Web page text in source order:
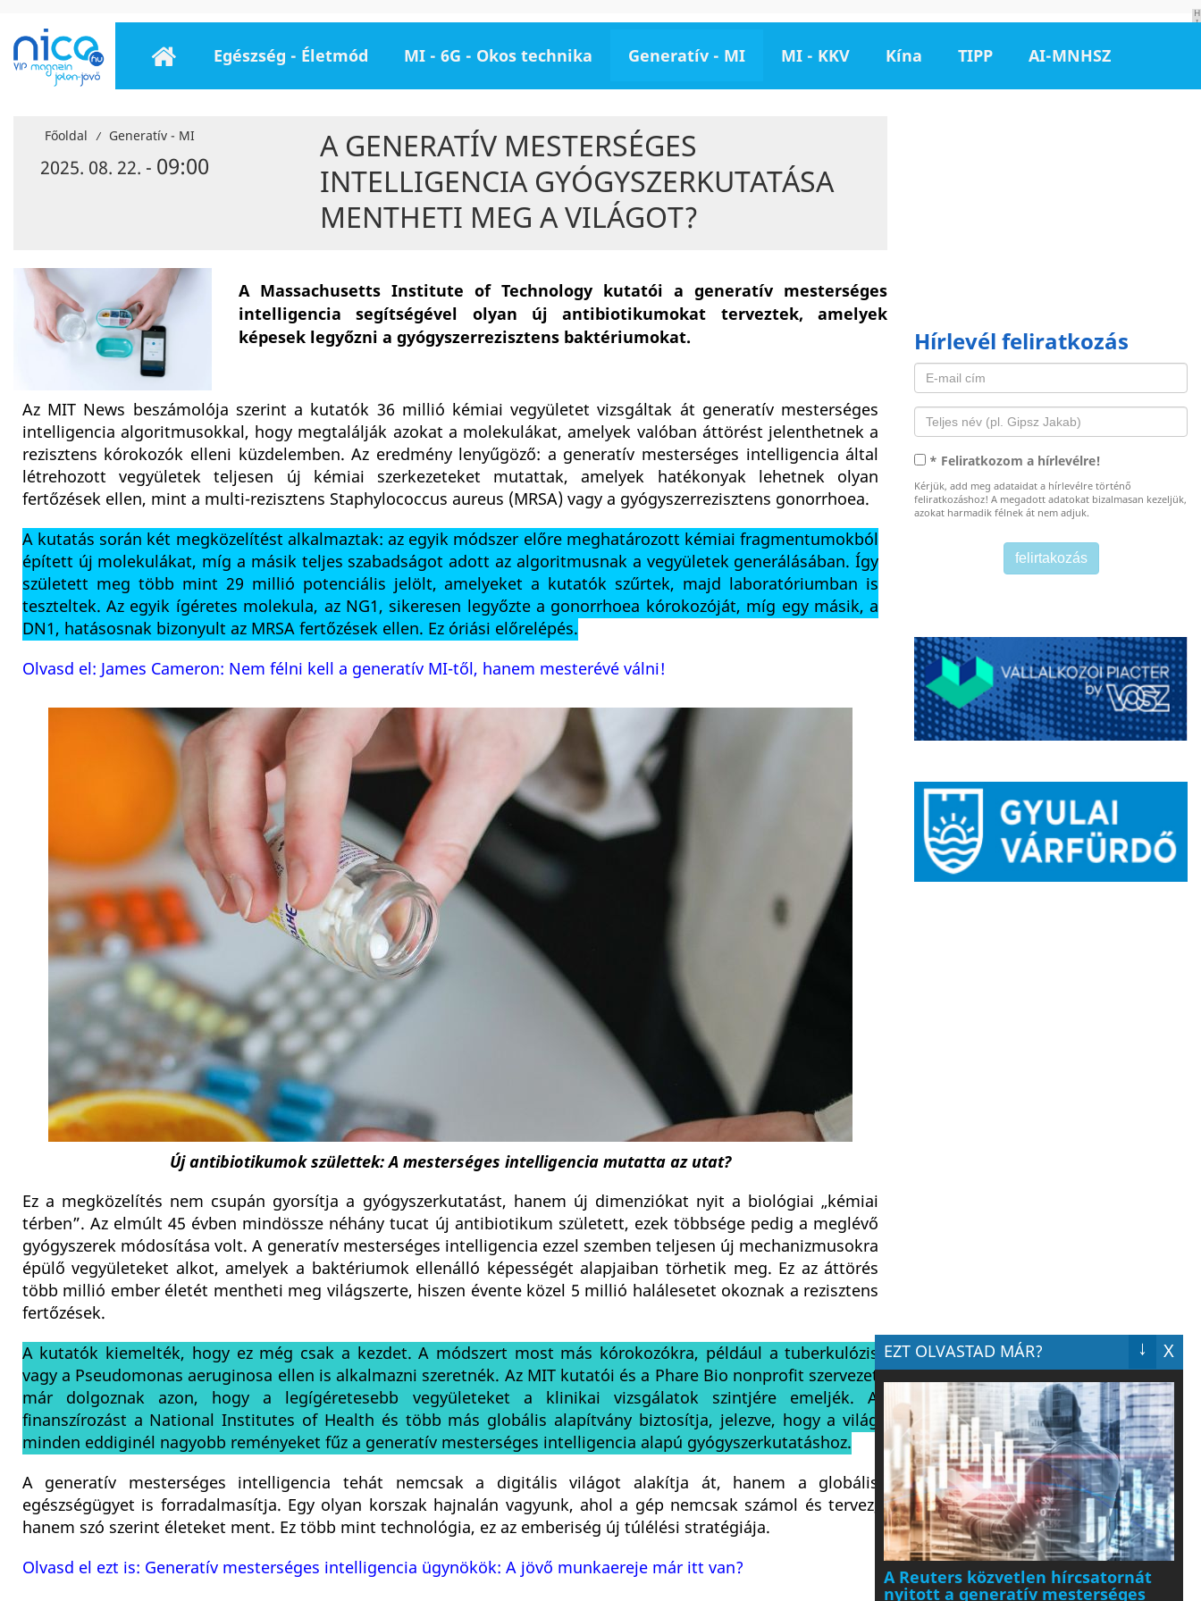
H
I
Egészség - Életmód MI - 6G - Okos technika Generatív - MI MI - KKV Kína TIPP AI-MNHSZ
Főoldal / Generatív - MI
2025. 08. 22. - 09:00
A GENERATÍV MESTERSÉGES
INTELLIGENCIA GYÓGYSZERKUTATÁSA
MENTHETI MEG A VILÁGOT?
A Massachusetts Institute of Technology kutatói a generatív mesterséges
intelligencia segítségével olyan új antibiotikumokat terveztek, amelyek
képesek legyőzni a gyógyszerrezisztens baktériumokat.
Az MIT News beszámolója szerint a kutatók 36 millió kémiai vegyületet vizsgáltak át generatív mesterséges
intelligencia algoritmusokkal, hogy megtalálják azokat a molekulákat, amelyek valóban áttörést jelenthetnek a
rezisztens kórokozók elleni küzdelemben. Az eredmény lenyűgöző: a generatív mesterséges intelligencia által
létrehozott vegyületek teljesen új kémiai szerkezeteket mutattak, amelyek hatékonyak lehetnek olyan
fertőzések ellen, mint a multi-rezisztens Staphylococcus aureus (MRSA) vagy a gyógyszerrezisztens gonorrhoea.
A kutatás során két megközelítést alkalmaztak: az egyik módszer előre meghatározott kémiai fragmentumokból
épített új molekulákat, míg a másik teljes szabadságot adott az algoritmusnak a vegyületek generálásában. Így
született meg több mint 29 millió potenciális jelölt, amelyeket a kutatók szűrtek, majd laboratóriumban is
teszteltek. Az egyik ígéretes molekula, az NG1, sikeresen legyőzte a gonorrhoea kórokozóját, míg egy másik, a
DN1, hatásosnak bizonyult az MRSA fertőzések ellen. Ez óriási előrelépés.
Olvasd el: James Cameron: Nem félni kell a generatív MI-től, hanem mesterévé válni!
Új antibiotikumok születtek: A mesterséges intelligencia mutatta az utat?
Ez a megközelítés nem csupán gyorsítja a gyógyszerkutatást, hanem új dimenziókat nyit a biológiai „kémiai
térben”. Az elmúlt 45 évben mindössze néhány tucat új antibiotikum született, ezek többsége pedig a meglévő
gyógyszerek módosítása volt. A generatív mesterséges intelligencia ezzel szemben teljesen új mechanizmusokra
épülő vegyületeket alkot, amelyek a baktériumok ellenálló képességét alapjaiban törhetik meg. Ez az áttörés
több millió ember életét mentheti meg világszerte, hiszen évente közel 5 millió halálesetet okoznak a rezisztens
fertőzések.
A kutatók kiemelték, hogy ez még csak a kezdet. A módszert most más kórokozókra, például a tuberkulózis
vagy a Pseudomonas aeruginosa ellen is alkalmazni szeretnék. Az MIT kutatói és a Phare Bio nonprofit szervezet
már dolgoznak azon, hogy a legígéretesebb vegyületeket a klinikai vizsgálatok szintjére emeljék. A
finanszírozást a National Institutes of Health és több más globális alapítvány biztosítja, jelezve, hogy a világ
minden eddiginél nagyobb reményeket fűz a generatív mesterséges intelligencia alapú gyógyszerkutatáshoz.
A generatív mesterséges intelligencia tehát nemcsak a digitális világot alakítja át, hanem a globális
egészségügyet is forradalmasítja. Egy olyan korszak hajnalán vagyunk, ahol a gép nemcsak számol és tervez,
hanem szó szerint életeket ment. Ez több mint technológia, ez az emberiség új túlélési stratégiája.
Olvasd el ezt is: Generatív mesterséges intelligencia ügynökök: A jövő munkaereje már itt van?
Hírlevél feliratkozás
* Feliratkozom a hírlevélre!
Kérjük, add meg adataidat a hírlevélre történő
feliratkozáshoz! A megadott adatokat bizalmasan kezeljük,
azokat harmadik félnek át nem adjuk.
EZT OLVASTAD MÁR? X
↓
A Reuters közvetlen hírcsatornát
nyitott a generatív mesterséges